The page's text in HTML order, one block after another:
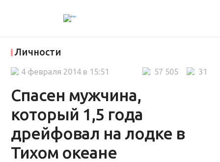
Личности
Спасен мужчина,
который 1,5 года
дрейфовал на лодке в
Тихом океане
31
57 505
4 февраля 2014 в 15:51